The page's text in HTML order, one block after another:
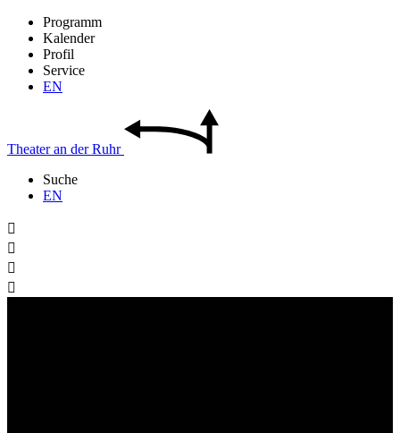
Programm
Kalender
Profil
Service
EN
Theateran derRuhr
Suche
EN



